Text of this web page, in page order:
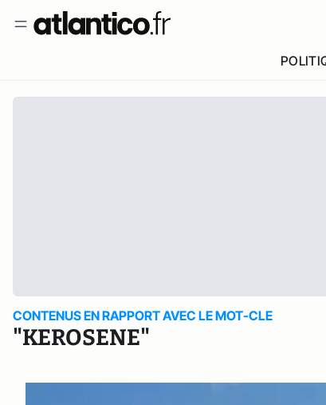
CONTENUS EN RAPPORT AVEC LE MOT-CLE
"KEROSENE"